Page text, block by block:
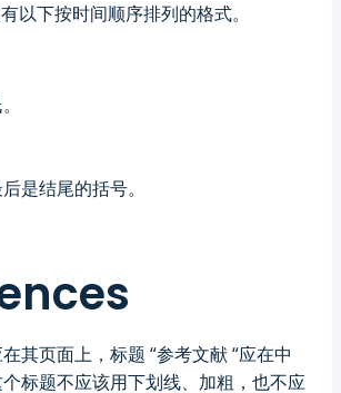
以下按时间顺序排列的格式。
是结尾的括号。
其页面上，标题 “参考文献 “应在中
标题不应该用下划线、加粗，也不应